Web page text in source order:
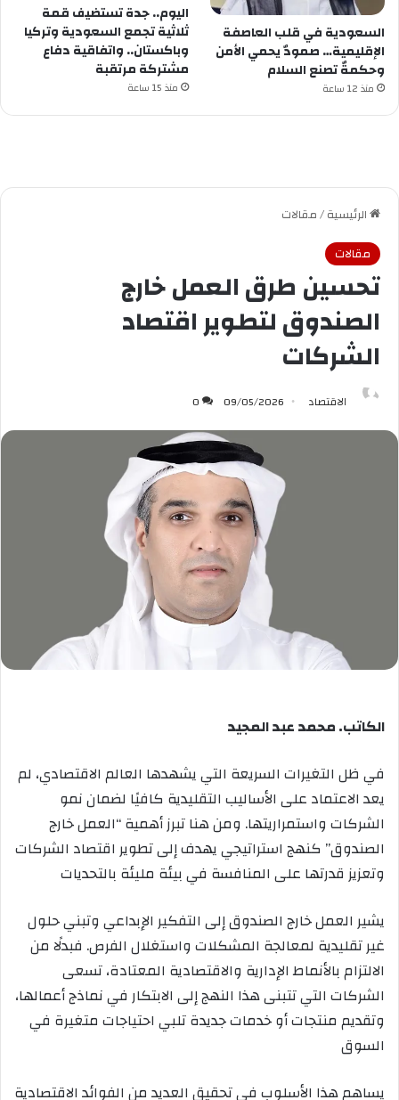
السعودية في قلب العاصفة
الإقليمية… صمودٌ يحمي الأمن
وحكمةٌ تصنع السلام
منذ 12 ساعة
اليوم.. جدة تستضيف قمة
ثلاثية تجمع السعودية وتركيا
وباكستان.. واتفاقية دفاع
مشتركة مرتقبة
منذ 15 ساعة